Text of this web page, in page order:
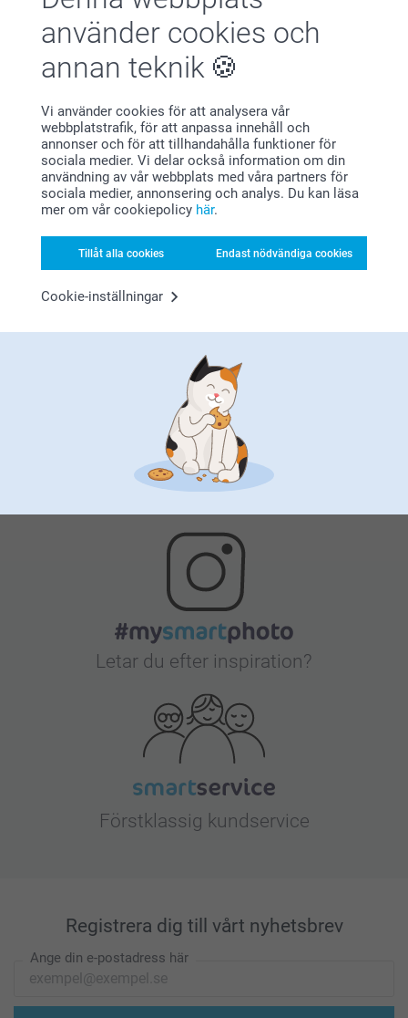
använder cookies och
annan teknik
Vi använder cookies för att analysera vår
webbplatstrafik, för att anpassa innehåll och
annonser och för att tillhandahålla funktioner för
sociala medier. Vi delar också information om din
användning av vår webbplats med våra partners för
sociala medier, annonsering och analys. Du kan läsa
mer om vår cookiepolicy här.
Tillåt alla cookies Endast nödvändiga cookies
Cookie-inställningar
(7 omdömen)
Från 159,00
Varförsmartphoto?
Letar du efter inspiration?
Förstklassig kundservice
Registrera dig till vårt nyhetsbrev
Ange din e-postadress här